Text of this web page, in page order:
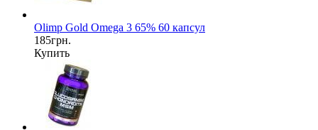
Olimp Gold Omega 3 65% 60 капсул
185грн.
Купить